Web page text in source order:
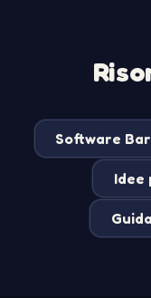
Software
Idee